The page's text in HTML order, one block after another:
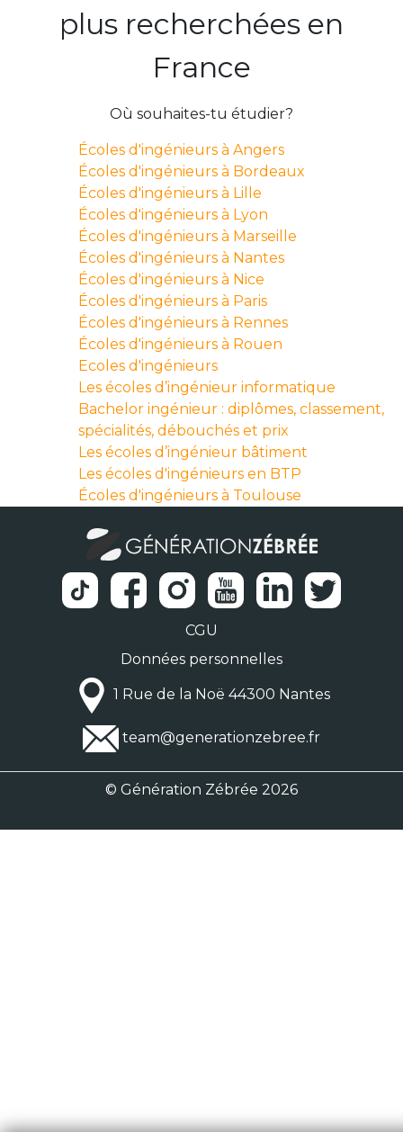
plus recherchées en
France
Où souhaites-tu étudier?
Écoles d'ingénieurs à Angers
Écoles d'ingénieurs à Bordeaux
Écoles d'ingénieurs à Lille
Écoles d'ingénieurs à Lyon
Écoles d'ingénieurs à Marseille
Écoles d'ingénieurs à Nantes
Écoles d'ingénieurs à Nice
Écoles d'ingénieurs à Paris
Écoles d'ingénieurs à Rennes
Écoles d'ingénieurs à Rouen
Ecoles d'ingénieurs
Les écoles d’ingénieur informatique
Bachelor ingénieur : diplômes, classement,
spécialités, débouchés et prix
Les écoles d’ingénieur bâtiment
Les écoles d'ingénieurs en BTP
Écoles d'ingénieurs à Toulouse
CGU
Données personnelles
1 Rue de la Noë 44300 Nantes
team@generationzebree.fr
© Génération Zébrée 2026